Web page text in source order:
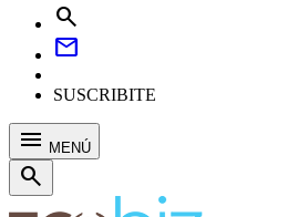
search
mail
SUSCRIBITE
menu MENÚ
search